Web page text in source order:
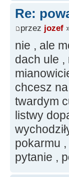
Re:
przez jozef
nie , ale
dach ule ,
chcesz
twardym
listwy
pokarmu
pytanie ,